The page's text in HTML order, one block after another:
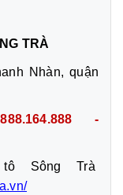
TRÀ
Nhàn, quận
-
Sông Trà